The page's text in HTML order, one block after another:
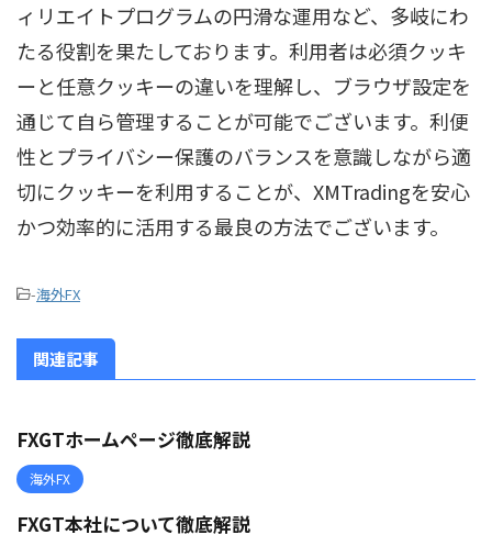
ィリエイトプログラムの円滑な運用など、多岐にわ
たる役割を果たしております。利用者は必須クッキ
ーと任意クッキーの違いを理解し、ブラウザ設定を
通じて自ら管理することが可能でございます。利便
性とプライバシー保護のバランスを意識しながら適
切にクッキーを利用することが、XMTradingを安心
かつ効率的に活用する最良の方法でございます。
-海外FX
関連記事
FXGTホームページ徹底解説
海外FX
FXGT本社について徹底解説